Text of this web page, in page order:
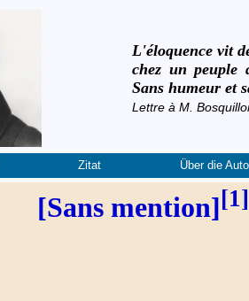
L'éloquence vit
chez un peuple
Sans humeur et
Lettre à M.
Zitat Über die
[Sans mention][1]